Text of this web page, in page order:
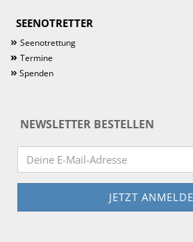
SEENOTRETTER
» Seenotrettung
» Termine
» Spenden
NEWSLETTER BESTELLEN